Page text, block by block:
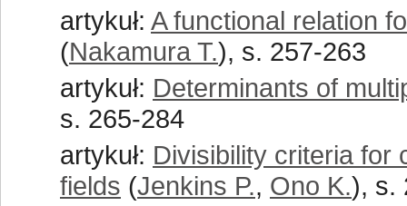
artykuł: A functional relation
(Nakamura T.), s. 257-263
artykuł: Determinants of
s. 265-284
artykuł: Divisibility criteria for
fields (Jenkins P., Ono K.), s.